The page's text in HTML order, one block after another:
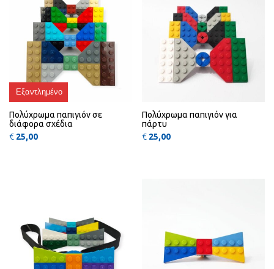
Πολύχρωμα παπιγιόν σε
διάφορα σχέδια
€ 25,00
Πολύχρωμα παπιγιόν για
πάρτυ
€ 25,00
Εξαντλημένο